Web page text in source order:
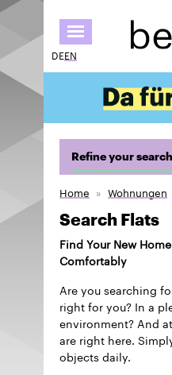
DEEN
Refine your search
Home Wohnungen
Search Flats
Find Your New
Comfortably
Are you searching
right for you? In a
environment? And
are right here.
objects daily.